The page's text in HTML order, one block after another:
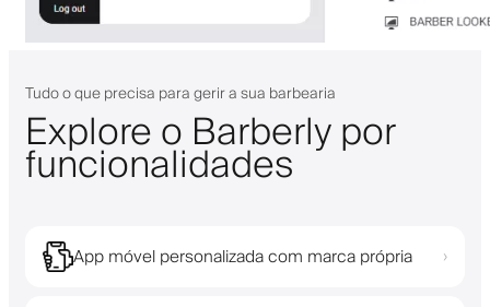
Tudo o que precisa para gerir a sua barbearia
Explore o Barberly por
funcionalidades
App móvel personalizada com marca própria ›